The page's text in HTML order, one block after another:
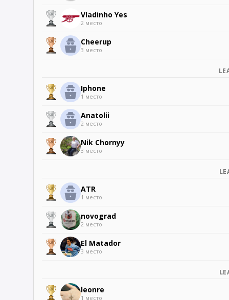
Vladinho Yes
2 место
Cheerup
3 место
Iphone
1 место
Anatolii
2 место
Nik Chornyy
3 место
ATR
1 место
novograd
2 место
El Matador
3 место
leonre
1 место